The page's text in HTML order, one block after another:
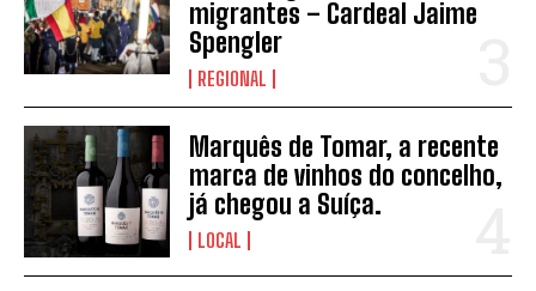
INSCREVER
migrantes – Cardeal Jaime
Spengler
REGIONAL
Marquês de Tomar, a recente
marca de vinhos do concelho,
já chegou a Suíça.
LOCAL